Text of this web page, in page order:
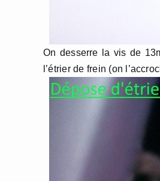
On desserre la vis de
l’étrier de frein (on